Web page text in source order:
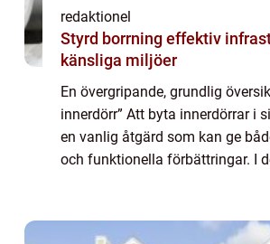
redaktionel
Styrd borrning effektiv infrastruktur i
känsliga miljöer
En övergripande, grundlig
innerdörr” Att byta innerdörrar i
en vanlig åtgärd som kan ge
och funktionella förbättringar. I